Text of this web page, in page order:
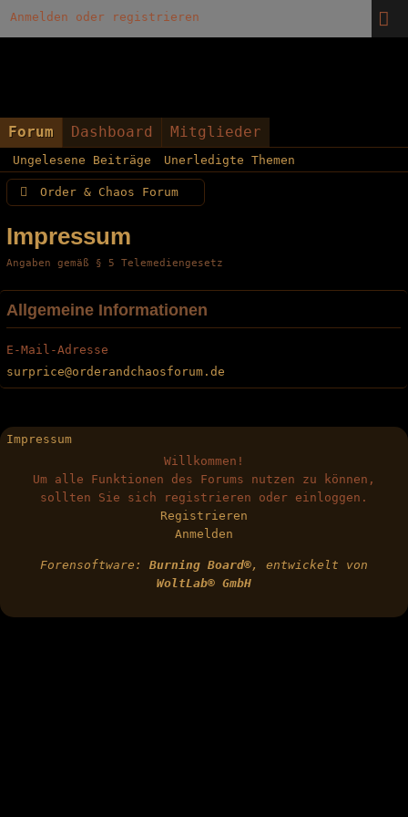
Anmelden oder registrieren
Forum Dashboard Mitglieder
Ungelesene Beiträge Unerledigte Themen
Order & Chaos Forum
Impressum
Angaben gemäß § 5 Telemediengesetz
Allgemeine Informationen
E-Mail-Adresse
surprice@orderandchaosforum.de
Impressum
Willkommen!
Um alle Funktionen des Forums nutzen zu können,
sollten Sie sich registrieren oder einloggen.
Registrieren
Anmelden
Forensoftware: Burning Board®, entwickelt von
WoltLab® GmbH